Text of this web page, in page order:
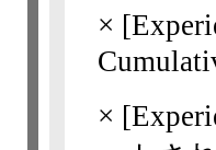
×
×